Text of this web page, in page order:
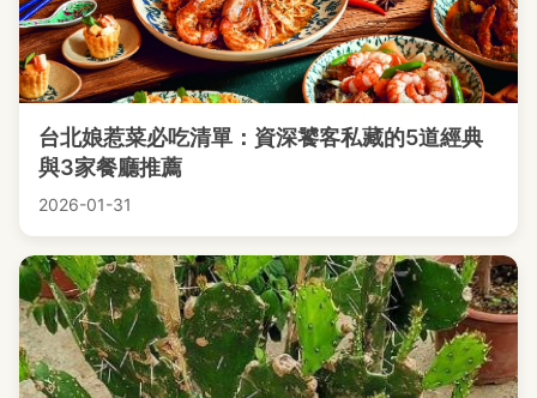
台北娘惹菜必吃清單：資深饕客私藏的5道經典
與3家餐廳推薦
2026-01-31